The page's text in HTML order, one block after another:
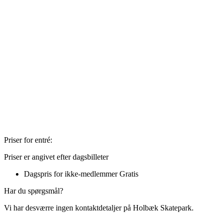
Priser for entré:
Priser er angivet efter dagsbilleter
Dagspris for ikke-medlemmerGratis
Har du spørgsmål?
Vi har desværre ingen kontaktdetaljer på Holbæk Skatepark.